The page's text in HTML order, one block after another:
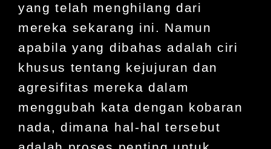
yang telah menghilang dari
mereka sekarang ini. Namun
apabila yang dibahas adalah ciri
khusus tentang kejujuran dan
agresifitas mereka dalam
menggubah kata dengan kobaran
nada, dimana hal-hal tersebut